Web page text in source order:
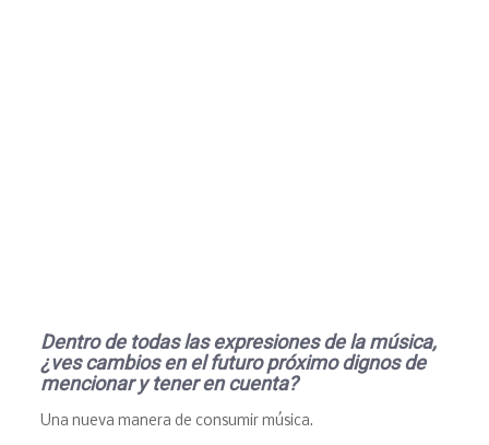
Dentro de todas las expresiones de la música,
¿ves cambios en el futuro próximo dignos de
mencionar y tener en cuenta?
Una nueva manera de consumir música.